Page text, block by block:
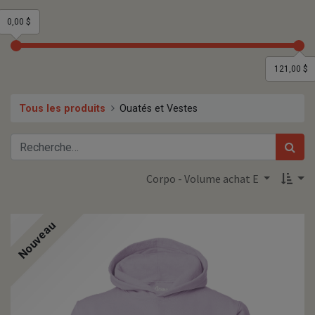
121,00 $
0,00 $
Tous les produits Ouatés et Vestes
Corpo - Volume achat E
Nouveau